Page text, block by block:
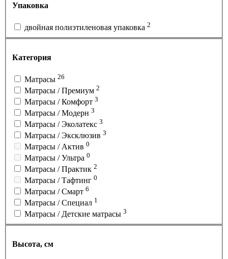
Упаковка
двойная полиэтиленовая упаковка 2
Категория
Матрасы 26
Матрасы / Премиум 2
Матрасы / Комфорт 3
Матрасы / Модерн 3
Матрасы / Эколатекс 3
Матрасы / Эксклюзив 3
Матрасы / Актив 0
Матрасы / Ультра 0
Матрасы / Практик 2
Матрасы / Тафтинг 0
Матрасы / Смарт 6
Матрасы / Специал 1
Матрасы / Детские матрасы 3
Высота, см